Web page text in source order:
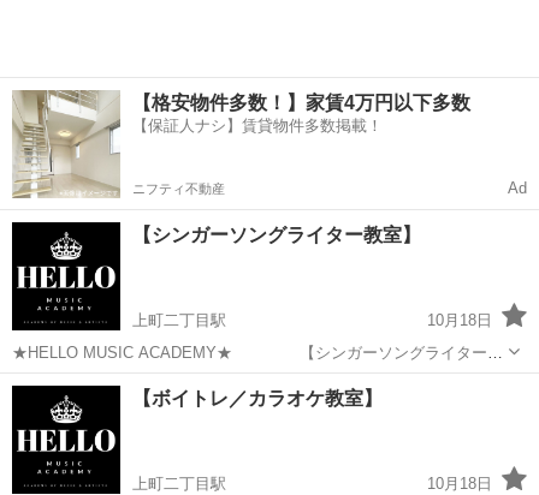
【格安物件多数！】家賃4万円以下多数
【保証人ナシ】賃貸物件多数掲載！
ニフティ不動産 Ad
【シンガーソングライター教室】
上町二丁目駅
10月18日
★HELLO MUSIC ACADEMY★ 【シンガーソングライター教
室】 (ギター＆ピアノ) ■「シンガーソングライター」
を教えている音楽教室って少ないんです。 何故なら「歌／楽器...
高知 高知市 上町二丁目駅
シンガーソングライター
【ボイトレ／カラオケ教室】
上町二丁目駅
10月18日